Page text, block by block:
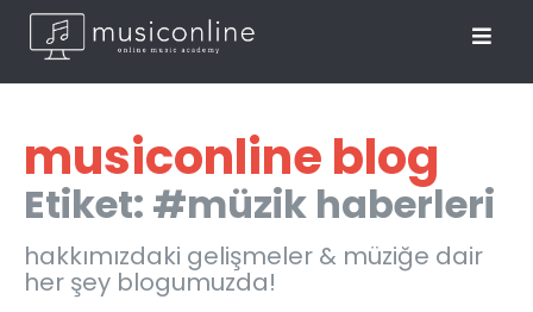
musiconline blog
Etiket: #müzik haberleri
hakkımızdaki gelişmeler & müziğe dair
her şey blogumuzda!